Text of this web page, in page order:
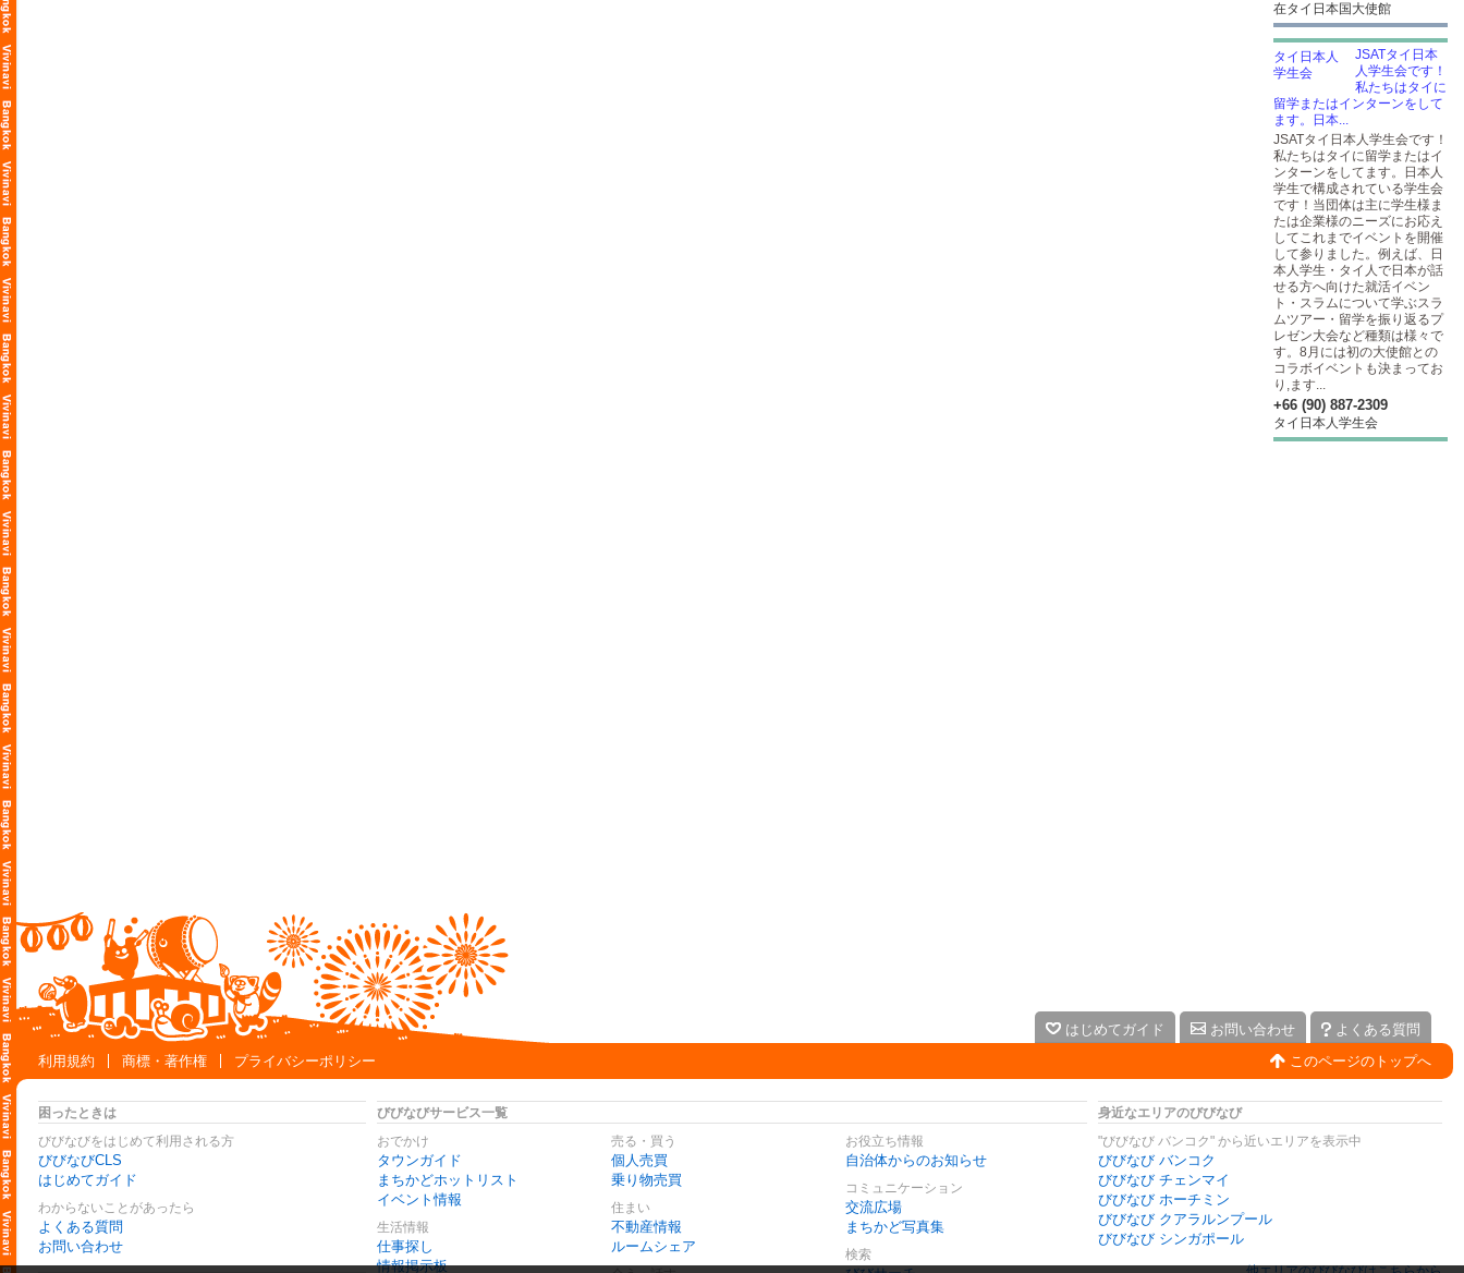
在タイ日本国大使館
JSATタイ日本
人学生会です！
私たちはタイに
留学またはインターンをして
ます。日本...
JSATタイ日本人学生会です！
私たちはタイに留学またはイ
ンターンをしてます。日本人
学生で構成されている学生会
です！当団体は主に学生様ま
たは企業様のニーズにお応え
してこれまでイベントを開催
して参りました。例えば、日
本人学生・タイ人で日本が話
せる方へ向けた就活イベン
ト・スラムについて学ぶスラ
ムツアー・留学を振り返るプ
レゼン大会など種類は様々で
す。8月には初の大使館との
コラボイベントも決まってお
り,ます...
+66 (90) 887-2309
タイ日本人学生会
はじめてガイド お問い合わせ
よくある質問
利用規約
商標・著作権 プライバシーポリシー このページのトップへ
困ったときは
びびなびをはじめて利用される方
びびなびCLS
はじめてガイド
わからないことがあったら
よくある質問
お問い合わせ
びびなびサービス一覧
おでかけ
タウンガイド
まちかどホットリスト
イベント情報
生活情報
仕事探し
情報掲示板
売る・買う
個人売買
乗り物売買
住まい
不動産情報
ルームシェア
お役立ち情報
自治体からのお知らせ
コミュニケーション
交流広場
まちかど写真集
検索
身近なエリアのびびなび
"びびなび バンコク" から近いエリアを表示中
びびなび バンコク
びびなび チェンマイ
びびなび ホーチミン
びびなび クアラルンプール
びびなび シンガポール